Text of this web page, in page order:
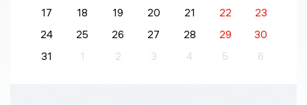
17
18 19 20 21 22
23
24
25 26 27 28 29
30
31
1 2 3 4 5 6